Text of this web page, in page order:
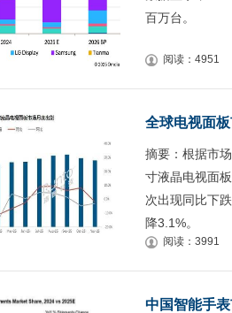
百万台。
阅读：4951
全球电视面
摘要：根据市
寸液晶电视面
次出现同比下
降3.1%。
阅读：3991
中国智能手